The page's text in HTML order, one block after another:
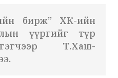
бирж” ХК-ийн
үүргийг түр
Т.Хаш-